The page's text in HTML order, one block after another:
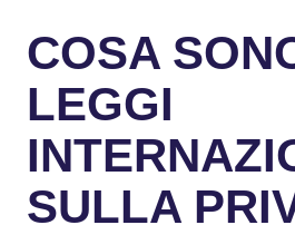
COSA
LEGGI
SULLA